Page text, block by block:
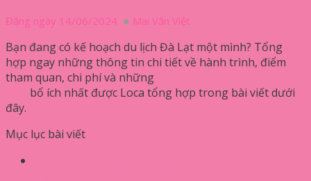
Đăng ngày 14/06/2024 Mai Văn Việt
Bạn đang có kế hoạch du lịch Đà Lạt một mình? Tổng
hợp ngay những thông tin chi tiết về hành trình, điểm
tham quan, chi phí và những
bổ ích nhất được Loca tổng hợp trong bài viết dưới
đây.
Mục lục bài viết